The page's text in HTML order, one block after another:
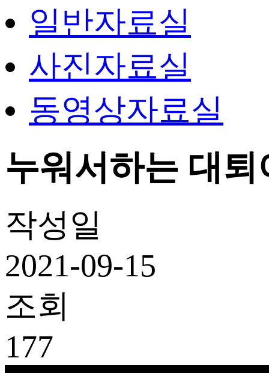
일반자료실
사진자료실
동영상자료실
누워서하는 대
작성일
2021-09-15
조회
177